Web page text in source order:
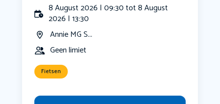
8 August 2026 | 09:30 tot 8 August
2026 | 13:30
Annie MG S...
Geen limiet
Fietsen